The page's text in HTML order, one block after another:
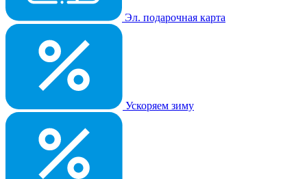
Эл. подарочная карта
Ускоряем зиму